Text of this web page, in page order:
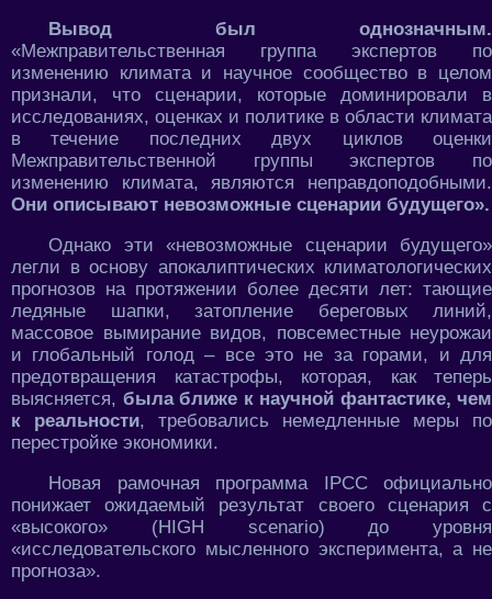
Вывод был однозначным.
«Межправительственная группа экспертов по
изменению климата и научное сообщество в целом
признали, что сценарии, которые доминировали в
исследованиях, оценках и политике в области климата
в течение последних двух циклов оценки
Межправительственной группы экспертов по
изменению климата, являются неправдоподобными.
Они описывают невозможные сценарии будущего».
Однако эти «невозможные сценарии будущего»
легли в основу апокалиптических климатологических
прогнозов на протяжении более десяти лет: тающие
ледяные шапки, затопление береговых линий,
массовое вымирание видов, повсеместные неурожаи
и глобальный голод – все это не за горами, и для
предотвращения катастрофы, которая, как теперь
выясняется, была ближе к научной фантастике, чем
к реальности, требовались немедленные меры по
перестройке экономики.
Новая рамочная программа IPCC официально
понижает ожидаемый результат своего сценария с
«высокого» (HIGH scenario) до уровня
«исследовательского мысленного эксперимента, а не
прогноза».